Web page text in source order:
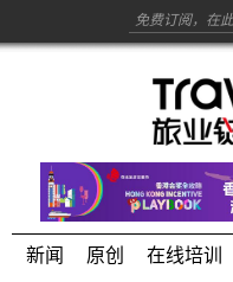
新闻 原创 在线培训